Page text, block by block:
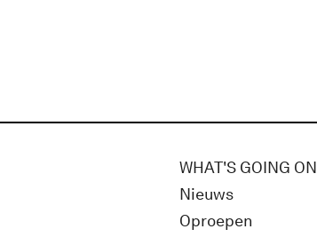
WHAT'S GOING ON
Nieuws
Oproepen